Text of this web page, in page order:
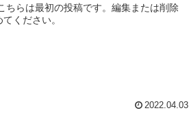
ちらは最初の投稿です。編集または削除
ください。
2022.04.03